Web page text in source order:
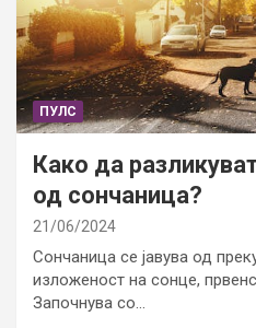
ПУЛС
Како да
од сончаница?
21/06/2024
Сончаница се јавува од
изложеност на сонце,
Започнува со…